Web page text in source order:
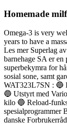
Homemade
Omega-3 is very
years to have a
Les mer Superlag
barnehage SA er
superbekymra for
sosial sone, samt
WAT323L7SN : 🔵
🔵 Utstyrt med
kilo 🔵 Reload-
spesialprogrammer
danske